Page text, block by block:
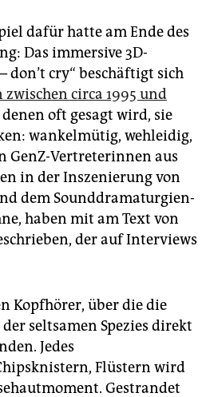
dafür hatte am Ende des
Das immersive 3D-
don’t cry“ beschäftigt sich
circa 1995 und
denen oft gesagt wird, sie
wankelmütig, wehleidig,
GenZ-Vertreterinnen aus
in der Inszenierung von
dem Sounddramaturgien-
haben mit am Text von
der auf Interviews
Kopfhörer, über die die
seltsamen Spezies direkt
Jedes
Flüstern wird
Gestrandet